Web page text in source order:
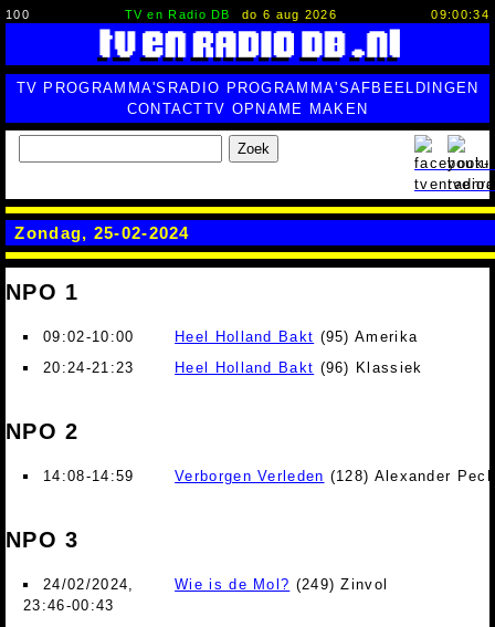
100 TV en Radio DB do 6 aug 2026 09:00:35
TV PROGRAMMA'S RADIO PROGRAMMA'SAFBEELDINGEN
CONTACTTV OPNAME MAKEN
Zoek
Zondag, 25-02-2024
NPO 1
09:02-10:00 Heel Holland Bakt (95) Amerika
20:24-21:23
Heel Holland Bakt (96) Klassiek
NPO 2
14:08-14:59 Verborgen Verleden (128) Alexander
NPO 3
24/02/2024,
23:46-00:43
Wie is de Mol? (249) Zinvol